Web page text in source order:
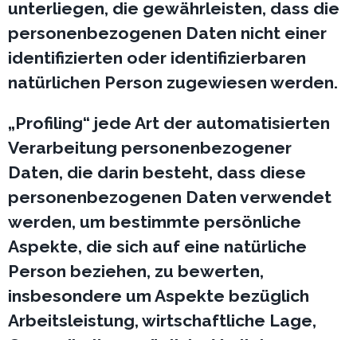
unterliegen, die gewährleisten, dass die
personenbezogenen Daten nicht einer
identifizierten oder identifizierbaren
natürlichen Person zugewiesen werden.
„Profiling“ jede Art der automatisierten
Verarbeitung personenbezogener
Daten, die darin besteht, dass diese
personenbezogenen Daten verwendet
werden, um bestimmte persönliche
Aspekte, die sich auf eine natürliche
Person beziehen, zu bewerten,
insbesondere um Aspekte bezüglich
Arbeitsleistung, wirtschaftliche Lage,